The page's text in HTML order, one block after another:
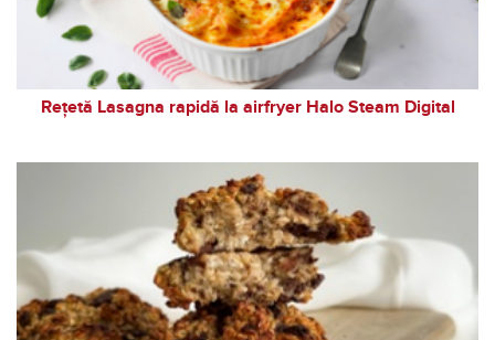
Rețetă Lasagna rapidă la airfryer Halo Steam Digital